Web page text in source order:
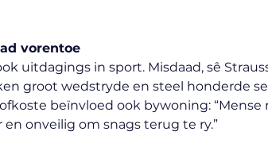
vorentoe
uitdagings in sport. Misdaad, sê
groot wedstryde en steel honderde
beïnvloed ook bywoning: “Mense
onveilig om snags terug te ry.”